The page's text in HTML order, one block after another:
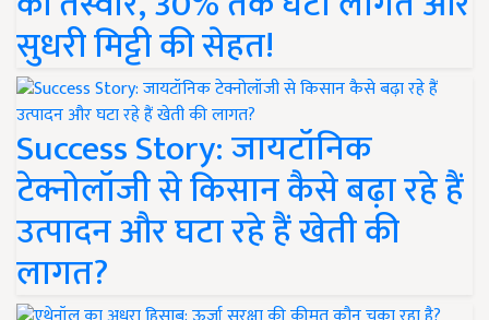
सुधरी मिट्टी की सेहत!
Success Story: जायटॉनिक
टेक्नोलॉजी से किसान कैसे बढ़ा रहे हैं
उत्पादन और घटा रहे हैं खेती की
लागत?